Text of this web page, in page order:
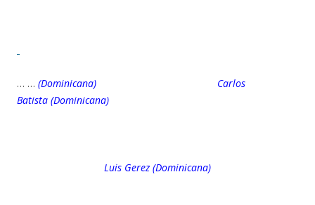
… … (Dominicana) Carlos
Batista (Dominicana)
Luis Gerez (Dominicana)